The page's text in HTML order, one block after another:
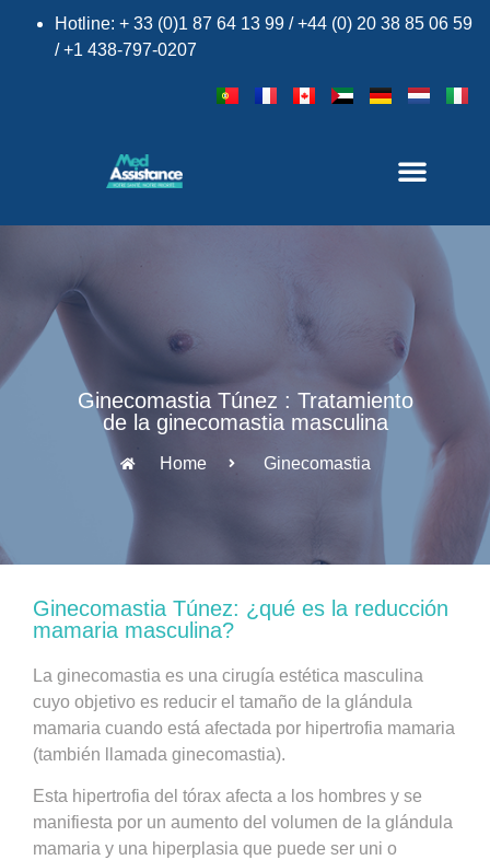
Hotline: + 33 (0)1 87 64 13 99 / +44 (0) 20 38 85 06 59
/ +1 438-797-0207
Ginecomastia Túnez : Tratamiento
de la ginecomastia masculina
Home Ginecomastia
Ginecomastia Túnez: ¿qué es la reducción
mamaria masculina?
La ginecomastia es una cirugía estética masculina
cuyo objetivo es reducir el tamaño de la glándula
mamaria cuando está afectada por hipertrofia mamaria
(también llamada ginecomastia).
Esta hipertrofia del tórax afecta a los hombres y se
manifiesta por un aumento del volumen de la glándula
mamaria y una hiperplasia que puede ser uni o